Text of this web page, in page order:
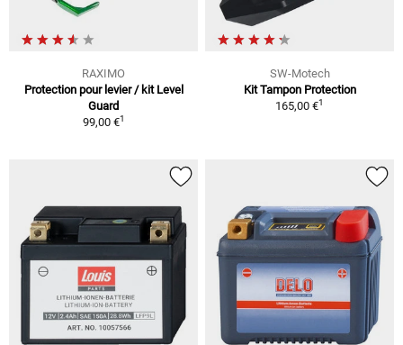
RAXIMO
Protection pour levier / kit Level
Guard
99,00 €1
SW-Motech
Kit Tampon Protection
165,00 €1